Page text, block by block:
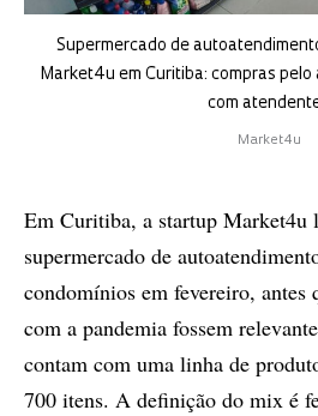
Supermercado de
Market4u em Curitiba: compras
com
Market4u
Em Curitiba, a startup Market4u
supermercado de
condomínios em fevereiro, antes
com a pandemia fossem
contam com uma linha de
700 itens. A definição do mix é